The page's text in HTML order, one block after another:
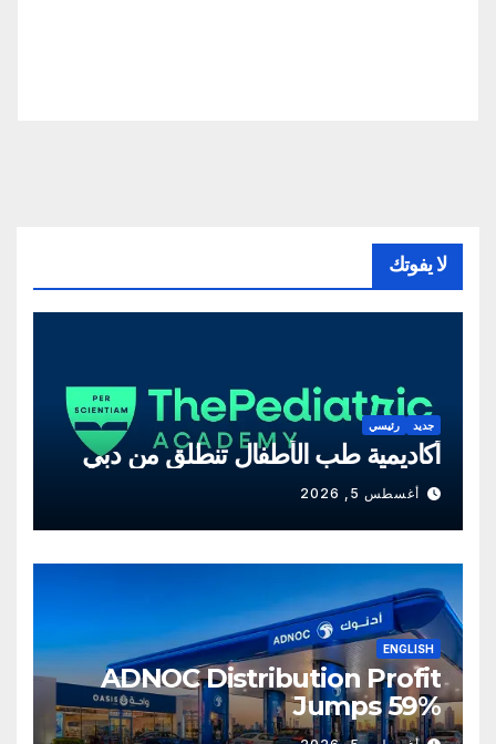
لا يفوتك
جديد رئيسي
أكاديمية طب الأطفال تنطلق من دبي
أغسطس 5, 2026
ENGLISH
ADNOC Distribution Profit
Jumps 59%